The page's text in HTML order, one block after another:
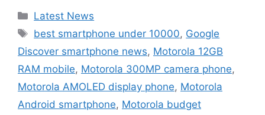
Categories
Latest News
Tags
best smartphone under 10000, Google
Discover smartphone news, Motorola 12GB
RAM mobile, Motorola 300MP camera phone,
Motorola AMOLED display phone, Motorola
Android smartphone, Motorola budget